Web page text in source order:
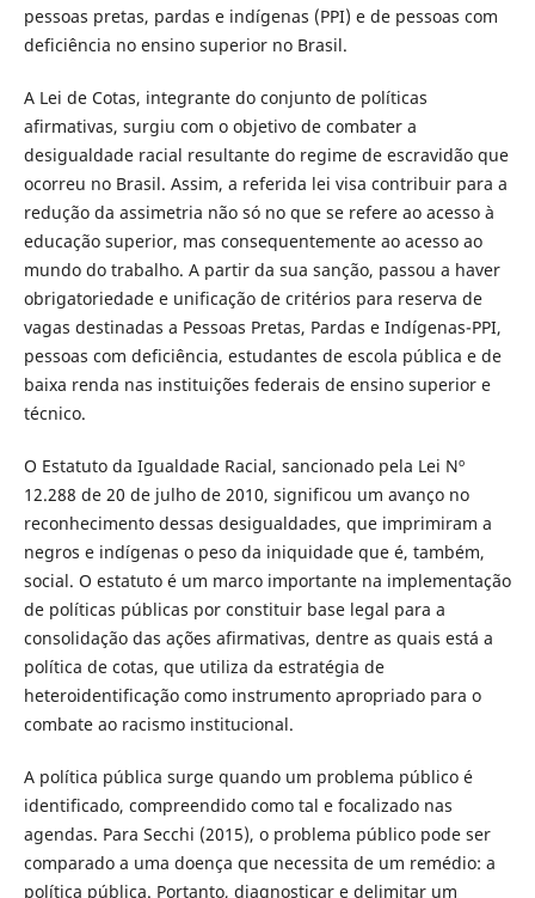
pessoas pretas, pardas e indígenas (PPI) e de pessoas com
deficiência no ensino superior no Brasil.
A Lei de Cotas, integrante do conjunto de políticas
afirmativas, surgiu com o objetivo de combater a
desigualdade racial resultante do regime de escravidão que
ocorreu no Brasil. Assim, a referida lei visa contribuir para a
redução da assimetria não só no que se refere ao acesso à
educação superior, mas consequentemente ao acesso ao
mundo do trabalho. A partir da sua sanção, passou a haver
obrigatoriedade e unificação de critérios para reserva de
vagas destinadas a Pessoas Pretas, Pardas e Indígenas-PPI,
pessoas com deficiência, estudantes de escola pública e de
baixa renda nas instituições federais de ensino superior e
técnico.
O Estatuto da Igualdade Racial, sancionado pela Lei Nº
12.288 de 20 de julho de 2010, significou um avanço no
reconhecimento dessas desigualdades, que imprimiram a
negros e indígenas o peso da iniquidade que é, também,
social. O estatuto é um marco importante na implementação
de políticas públicas por constituir base legal para a
consolidação das ações afirmativas, dentre as quais está a
política de cotas, que utiliza da estratégia de
heteroidentificação como instrumento apropriado para o
combate ao racismo institucional.
A política pública surge quando um problema público é
identificado, compreendido como tal e focalizado nas
agendas. Para Secchi (2015), o problema público pode ser
comparado a uma doença que necessita de um remédio: a
política pública. Portanto, diagnosticar e delimitar um